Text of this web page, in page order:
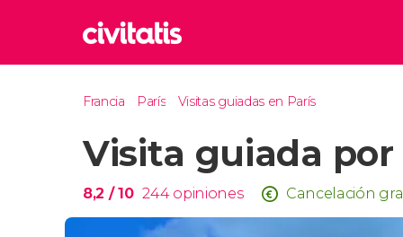
Reino
Francia París Visitas guiadas en París
Visita guiada por
8,2 / 10 244 opiniones Cancelación